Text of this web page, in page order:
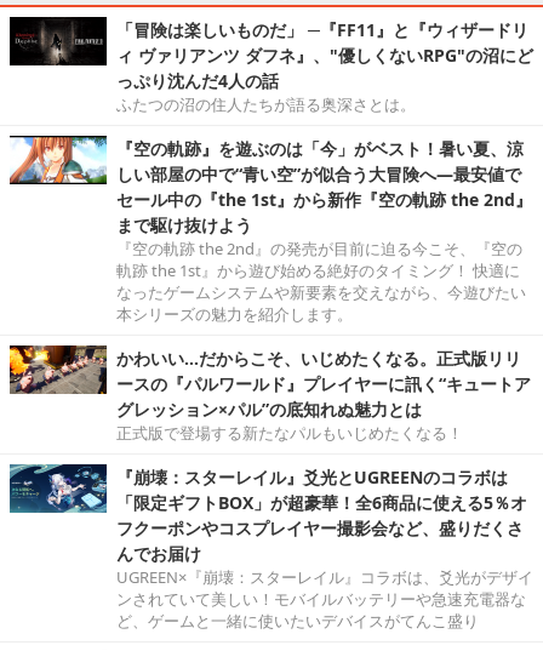
「冒険は楽しいものだ」 ─『FF11』と『ウィザードリ
ィ ヴァリアンツ ダフネ』、"優しくないRPG"の沼にど
っぷり沈んだ4人の話
ふたつの沼の住人たちが語る奥深さとは。
『空の軌跡』を遊ぶのは「今」がベスト！暑い夏、涼
しい部屋の中で“青い空”が似合う大冒険へ―最安値で
セール中の『the 1st』から新作『空の軌跡 the 2nd』
まで駆け抜けよう
『空の軌跡 the 2nd』の発売が目前に迫る今こそ、『空の
軌跡 the 1st』から遊び始める絶好のタイミング！ 快適に
なったゲームシステムや新要素を交えながら、今遊びたい
本シリーズの魅力を紹介します。
かわいい…だからこそ、いじめたくなる。正式版リリ
ースの『パルワールド』プレイヤーに訊く“キュートア
グレッション×パル”の底知れぬ魅力とは
正式版で登場する新たなパルもいじめたくなる！
『崩壊：スターレイル』爻光とUGREENのコラボは
「限定ギフトBOX」が超豪華！全6商品に使える5％オ
フクーポンやコスプレイヤー撮影会など、盛りだくさ
んでお届け
UGREEN×『崩壊：スターレイル』コラボは、爻光がデザイ
ンされていて美しい！モバイルバッテリーや急速充電器な
ど、ゲームと一緒に使いたいデバイスがてんこ盛り